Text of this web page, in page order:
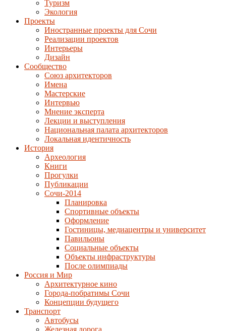
Туризм
Экология
Проекты
Иностранные проекты для Сочи
Реализации проектов
Интерьеры
Дизайн
Сообщество
Союз архитекторов
Имена
Мастерские
Интервью
Мнение эксперта
Лекции и выступления
Национальная палата архитекторов
Локальная идентичность
История
Археология
Книги
Прогулки
Публикации
Сочи-2014
Планировка
Спортивные объекты
Оформление
Гостиницы, медиацентры и университет
Павильоны
Социальные объекты
Объекты инфраструктуры
После олимпиады
Россия и Мир
Архитектурное кино
Города-побратимы Сочи
Концепции будущего
Транспорт
Автобусы
Железная дорога